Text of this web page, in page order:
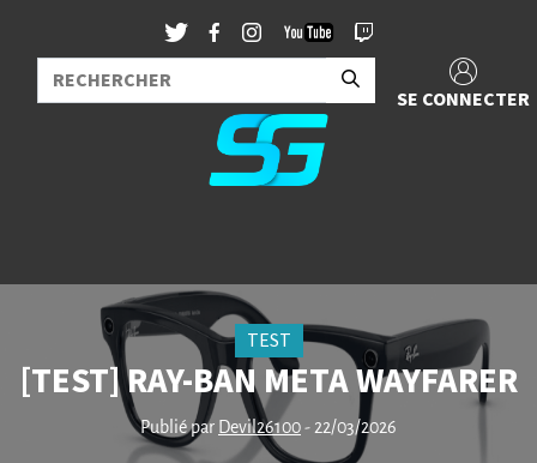
SE CONNECTER
TEST
[TEST] RAY-BAN META WAYFARER
Publié par Devil26100- 22/03/2026